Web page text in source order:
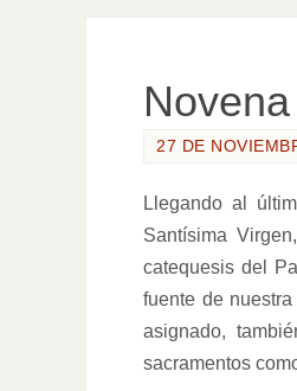
27 DE
Llegando al
Santísima
catequesis del
fuente de
asignado,
sacramentos